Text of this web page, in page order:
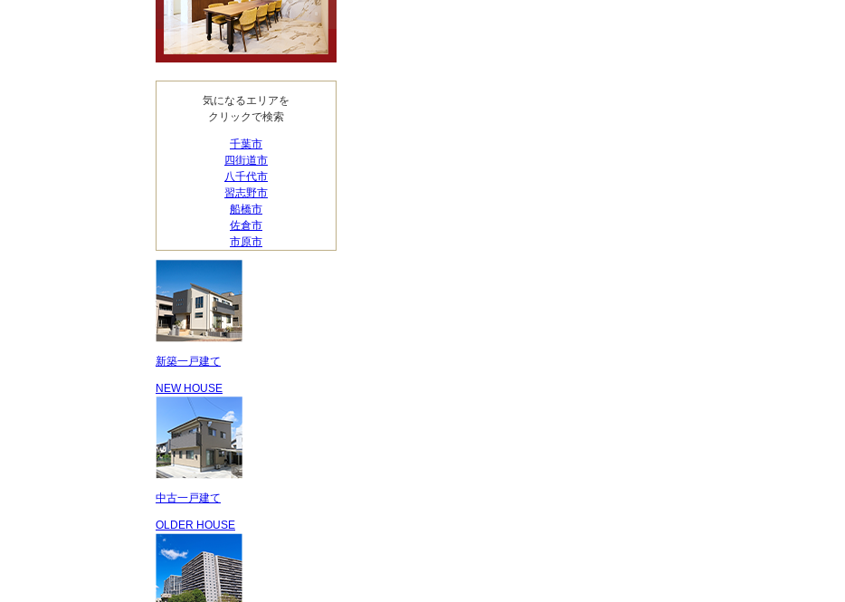
気になるエリアを
クリックで検索
千葉市
四街道市
八千代市
習志野市
船橋市
佐倉市
市原市
新築一戸建て
NEW HOUSE
中古一戸建て
OLDER HOUSE